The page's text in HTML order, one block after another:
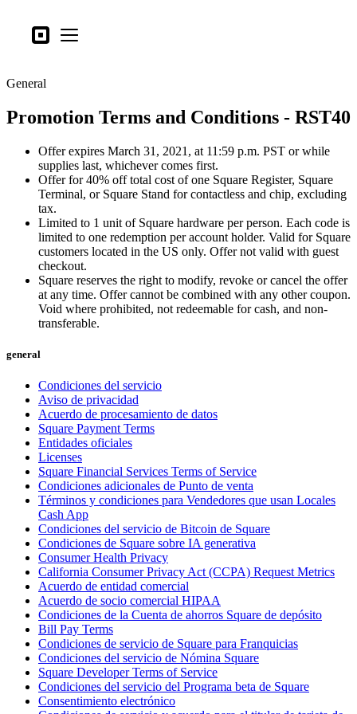
SquareOpen menu
Tipos de negocio
Hardware
Precios
Lo último
Iniciar sesión
Search
Proceso de pago
Tipos de negocio
Alimentos y bebidas
Tienda
Servicios
Todos los tipos de negocio
Productos
Hardware
Pagos
Clientes
Personal
Banca
Desarrollador
Todos los productos
Lo último
General
Promotion Terms and Conditions - RST40
Offer expires March 31, 2021, at 11:59 p.m. PST or while
supplies last, whichever comes first.
Offer for 40% off total cost of one Square Register, Square
Terminal, or Square Stand for contactless and chip, excluding
tax.
Limited to 1 unit of Square hardware per person. Each code is
limited to one redemption per account holder. Valid for Square
customers located in the US only. Offer not valid with guest
checkout.
Square reserves the right to modify, revoke or cancel the offer
at any time. Offer cannot be combined with any other coupon.
Void where prohibited, not redeemable for cash, and non-
transferable.
general
Condiciones del servicio
Aviso de privacidad
Acuerdo de procesamiento de datos
Square Payment Terms
Entidades oficiales
Licenses
Square Financial Services Terms of Service
Condiciones adicionales de Punto de venta
Términos y condiciones para Vendedores que usan Locales
Cash App
Condiciones del servicio de Bitcoin de Square
Condiciones de Square sobre IA generativa
Consumer Health Privacy
California Consumer Privacy Act (CCPA) Request Metrics
Acuerdo de entidad comercial
Acuerdo de socio comercial HIPAA
Condiciones de la Cuenta de ahorros Square de depósito
Bill Pay Terms
Condiciones de servicio de Square para Franquicias
Condiciones del servicio de Nómina Square
Square Developer Terms of Service
Condiciones del servicio del Programa beta de Square
Consentimiento electrónico